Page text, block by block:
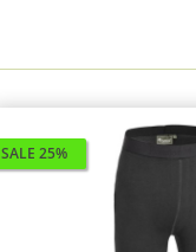
SALE 25%